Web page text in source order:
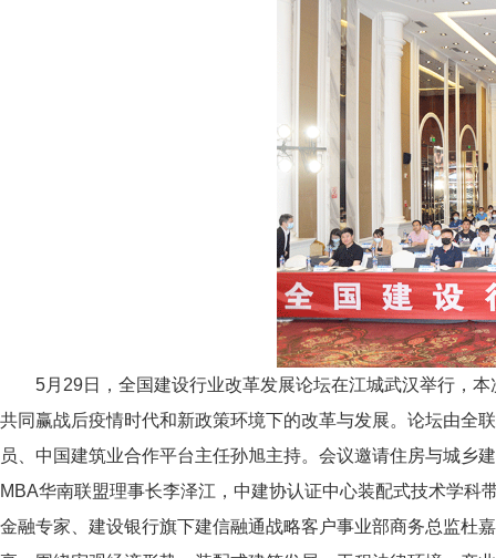
5月29日，全国建设行业改革发展论坛在江城武汉举行，
共同赢战后疫情时代和新政策环境下的改革与发展。论坛由全
员、中国建筑业合作平台主任孙旭主持。会议邀请住房与城乡
MBA华南联盟理事长李泽江，中建协认证中心装配式技术学
金融专家、建设银行旗下建信融通战略客户事业部商务总监杜